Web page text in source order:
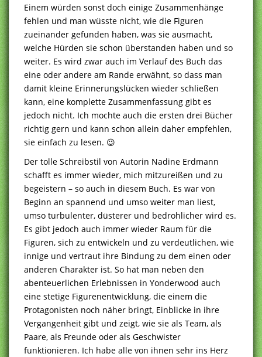
Einem würden sonst doch einige Zusammenhänge
fehlen und man wüsste nicht, wie die Figuren
zueinander gefunden haben, was sie ausmacht,
welche Hürden sie schon überstanden haben und so
weiter. Es wird zwar auch im Verlauf des Buch das
eine oder andere am Rande erwähnt, so dass man
damit kleine Erinnerungslücken wieder schließen
kann, eine komplette Zusammenfassung gibt es
jedoch nicht. Ich mochte auch die ersten drei Bücher
richtig gern und kann schon allein daher empfehlen,
sie einfach zu lesen. 😉
Der tolle Schreibstil von Autorin Nadine Erdmann
schafft es immer wieder, mich mitzureißen und zu
begeistern – so auch in diesem Buch. Es war von
Beginn an spannend und umso weiter man liest,
umso turbulenter, düsterer und bedrohlicher wird es.
Es gibt jedoch auch immer wieder Raum für die
Figuren, sich zu entwickeln und zu verdeutlichen, wie
innige und vertraut ihre Bindung zu dem einen oder
anderen Charakter ist. So hat man neben den
abenteuerlichen Erlebnissen in Yonderwood auch
eine stetige Figurenentwicklung, die einem die
Protagonisten noch näher bringt, Einblicke in ihre
Vergangenheit gibt und zeigt, wie sie als Team, als
Paare, als Freunde oder als Geschwister
funktionieren. Ich habe alle von ihnen sehr ins Herz